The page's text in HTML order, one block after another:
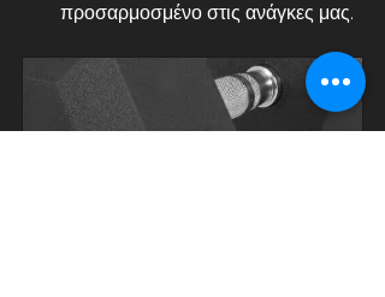
προσαρμοσμένο στις ανάγκες μας.